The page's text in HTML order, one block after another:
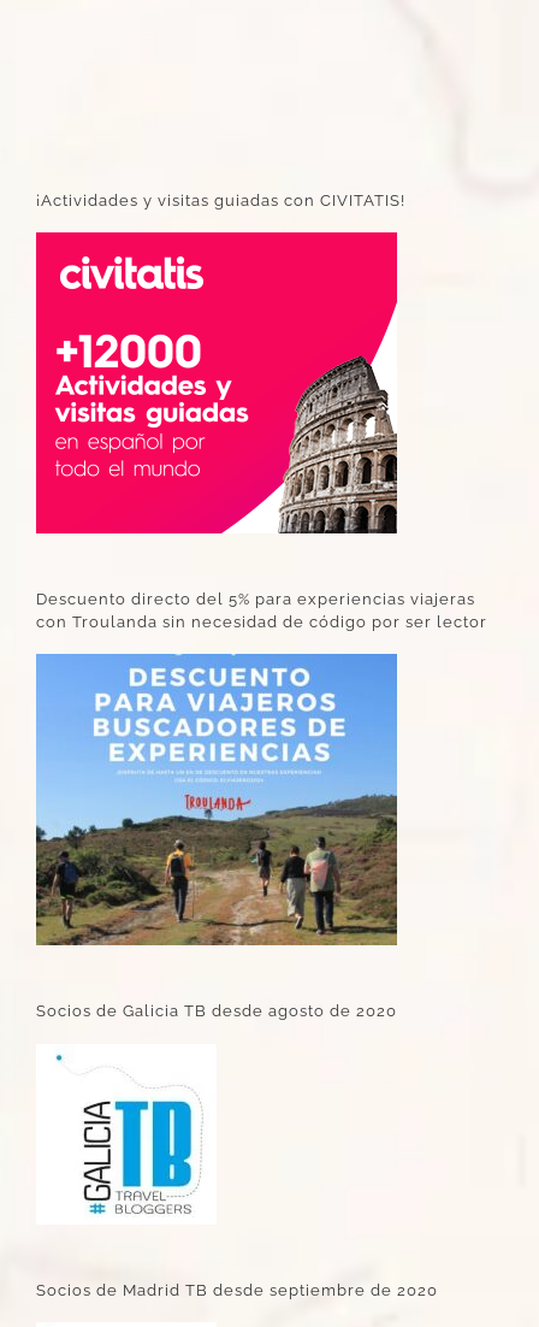
¡Actividades y visitas guiadas con CIVITATIS!
Descuento directo del 5% para experiencias viajeras
con Troulanda sin necesidad de código por ser lector
Socios de Galicia TB desde agosto de 2020
Socios de Madrid TB desde septiembre de 2020